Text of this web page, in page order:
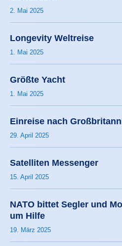
2. Mai 2025
Longevity Weltreise
1. Mai 2025
Größte Yacht
1. Mai 2025
Einreise nach
29. April 2025
Satelliten Messenger
15. April 2025
NATO bittet Segler und
um Hilfe
19. März 2025